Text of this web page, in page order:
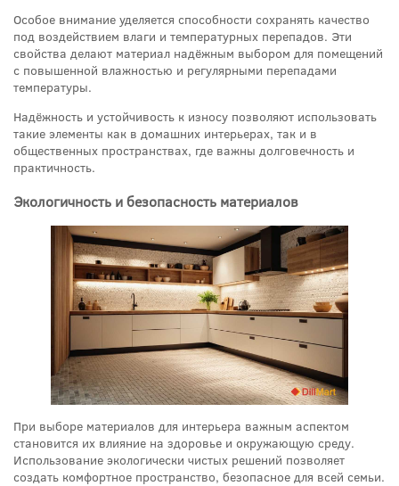
Особое внимание уделяется способности сохранять качество
под воздействием влаги и температурных перепадов. Эти
свойства делают материал надёжным выбором для помещений
с повышенной влажностью и регулярными перепадами
температуры.
Надёжность и устойчивость к износу позволяют использовать
такие элементы как в домашних интерьерах, так и в
общественных пространствах, где важны долговечность и
практичность.
Экологичность и безопасность материалов
При выборе материалов для интерьера важным аспектом
становится их влияние на здоровье и окружающую среду.
Использование экологически чистых решений позволяет
создать комфортное пространство, безопасное для всей семьи.